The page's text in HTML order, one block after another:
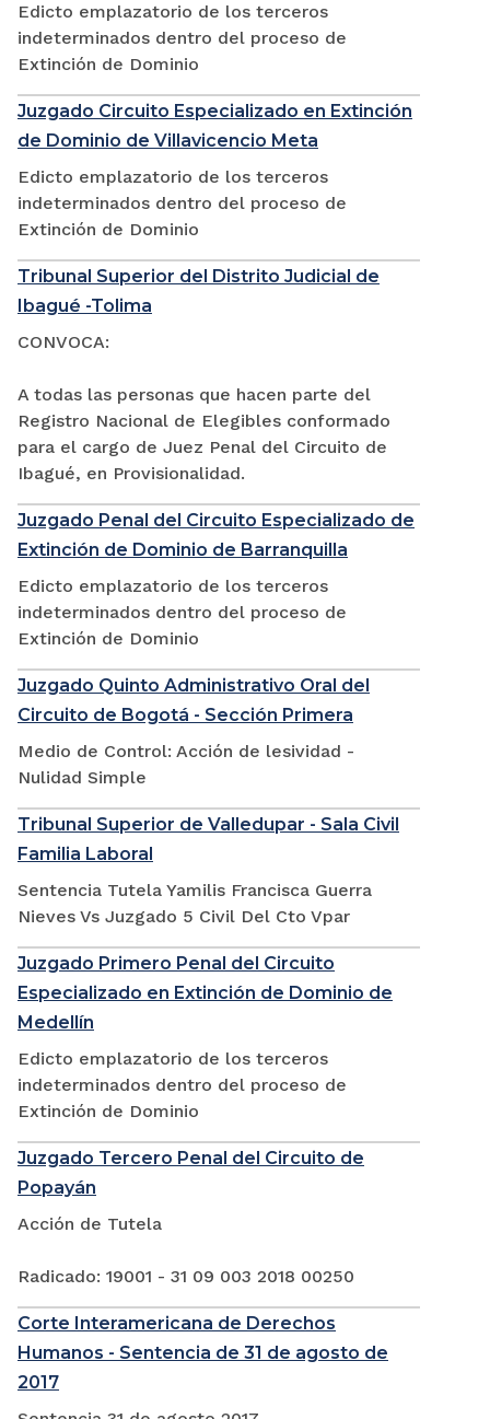
Edicto emplazatorio de los terceros
indeterminados dentro del proceso de
Extinción de Dominio
Juzgado Circuito Especializado en Extinción
de Dominio de Villavicencio Meta
Edicto emplazatorio de los terceros
indeterminados dentro del proceso de
Extinción de Dominio
Tribunal Superior del Distrito Judicial de
Ibagué -Tolima
CONVOCA:
A todas las personas que hacen parte del
Registro Nacional de Elegibles conformado
para el cargo de Juez Penal del Circuito de
Ibagué, en Provisionalidad.
Juzgado Penal del Circuito Especializado de
Extinción de Dominio de Barranquilla
Edicto emplazatorio de los terceros
indeterminados dentro del proceso de
Extinción de Dominio
Juzgado Quinto Administrativo Oral del
Circuito de Bogotá - Sección Primera
Medio de Control: Acción de lesividad -
Nulidad Simple
Tribunal Superior de Valledupar - Sala Civil
Familia Laboral
Sentencia Tutela Yamilis Francisca Guerra
Nieves Vs Juzgado 5 Civil Del Cto Vpar
Juzgado Primero Penal del Circuito
Especializado en Extinción de Dominio de
Medellín
Edicto emplazatorio de los terceros
indeterminados dentro del proceso de
Extinción de Dominio
Juzgado Tercero Penal del Circuito de
Popayán
Acción de Tutela
Radicado: 19001 - 31 09 003 2018 00250
Corte Interamericana de Derechos
Humanos - Sentencia de 31 de agosto de
2017